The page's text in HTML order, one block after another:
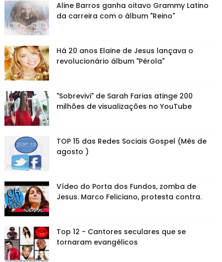
Aline Barros ganha oitavo Grammy Latino
da carreira com o álbum "Reino"
Há 20 anos Elaine de Jesus lançava o
revolucionário álbum "Pérola"
"Sobrevivi" de Sarah Farias atinge 200
milhões de visualizações no YouTube
TOP 15 das Redes Sociais Gospel (Mês de
agosto )
Vídeo do Porta dos Fundos, zomba de
Jesus. Marco Feliciano, protesta contra.
Top 12 - Cantores seculares que se
tornaram evangélicos